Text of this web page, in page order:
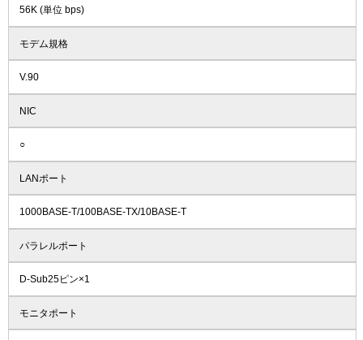
56K (単位 bps)
モデム規格
V.90
NIC
○
LANポート
1000BASE-T/100BASE-TX/10BASE-T
パラレルポート
D-Sub25ピン×1
モニタポート